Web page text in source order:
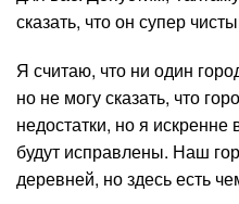
сказать, что он супер
Я считаю, что ни один
но не могу сказать, что
недостатки, но я
будут исправлены. Наш
деревней, но здесь есть